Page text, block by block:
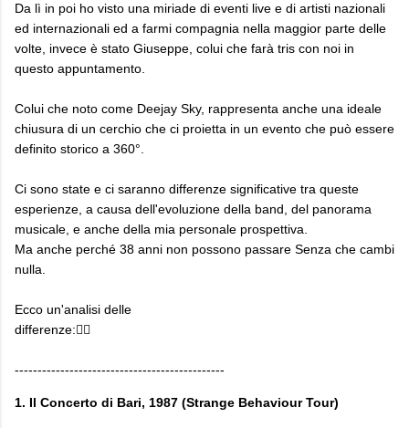
Da lì in poi ho visto una miriade di eventi live e di artisti nazionali
ed internazionali ed a farmi compagnia nella maggior parte delle
volte, invece è stato Giuseppe, colui che farà tris con noi in
questo appuntamento.
Colui che noto come Deejay Sky, rappresenta anche una ideale
chiusura di un cerchio che ci proietta in un evento che può essere
definito storico a 360°.
Ci sono state e ci saranno differenze significative tra queste
esperienze, a causa dell'evoluzione della band, del panorama
musicale, e anche della mia personale prospettiva.
Ma anche perché 38 anni non possono passare Senza che cambi
nulla.
Ecco un'analisi delle
differenze:👇🏼
----------------------------------------------
1. Il Concerto di Bari, 1987 (Strange Behaviour Tour)